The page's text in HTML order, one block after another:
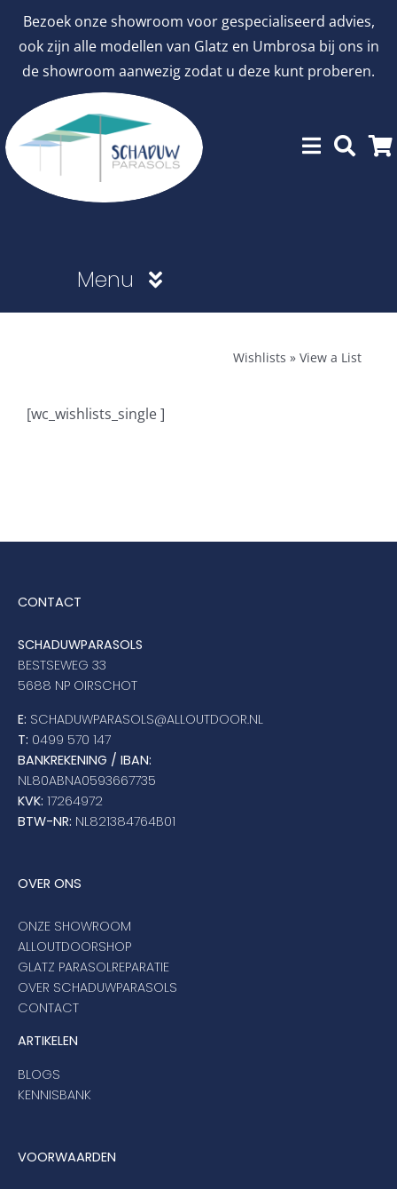
Bezoek onze showroom voor gespecialiseerd advies,
ook zijn alle modellen van Glatz en Umbrosa bij ons in
de showroom aanwezig zodat u deze kunt proberen.
inhoud
Menu
Schaduwdoeken
Snel leverbaar
Parasolvoeten
Verlichting
Wishlists » View a List
[wc_wishlists_single ]
CONTACT
SCHADUWPARASOLS
BESTSEWEG 33
5688 NP OIRSCHOT
E: SCHADUWPARASOLS@ALLOUTDOOR.NL
T: 0499 570 147
BANKREKENING / IBAN:
NL80ABNA0593667735
KVK: 17264972
BTW-NR: NL821384764B01
OVER ONS
ONZE SHOWROOM
ALLOUTDOORSHOP
GLATZ PARASOLREPARATIE
OVER SCHADUWPARASOLS
CONTACT
ARTIKELEN
BLOGS
KENNISBANK
VOORWAARDEN